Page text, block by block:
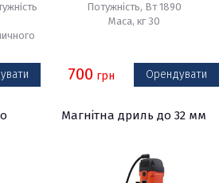
Потужність, Вт 1890
Маса, кг 30
700 грн Орендувати
Магнітна дриль до 32 мм